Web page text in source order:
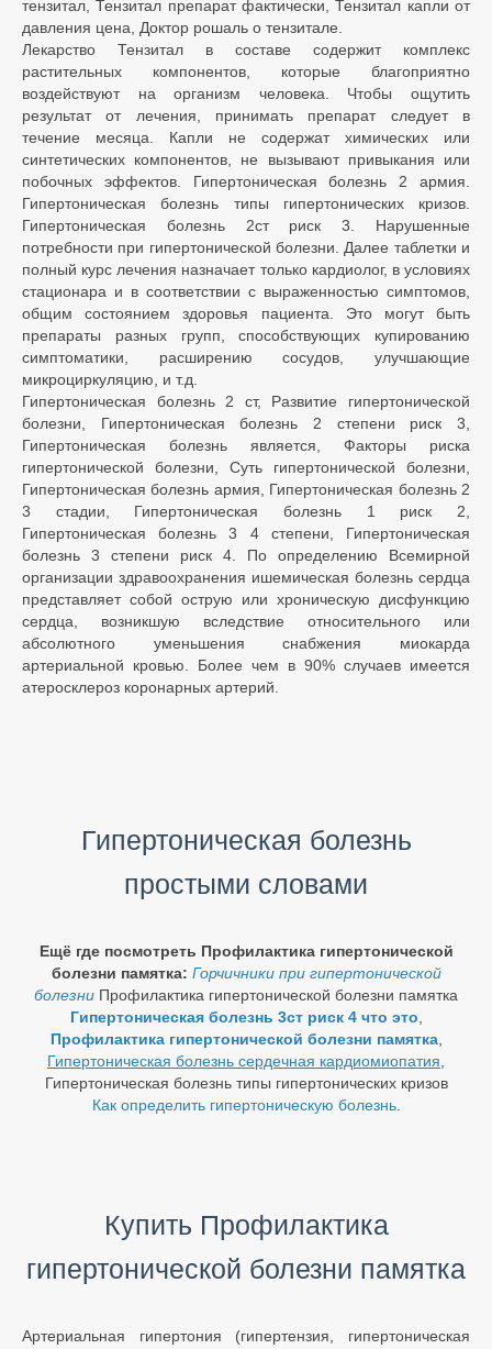
тензитал, Тензитал препарат фактически, Тензитал капли от
давления цена, Доктор рошаль о тензитале.
Лекарство Тензитал в составе содержит комплекс
растительных компонентов, которые благоприятно
воздействуют на организм человека. Чтобы ощутить
результат от лечения, принимать препарат следует в
течение месяца. Капли не содержат химических или
синтетических компонентов, не вызывают привыкания или
побочных эффектов. Гипертоническая болезнь 2 армия.
Гипертоническая болезнь типы гипертонических кризов.
Гипертоническая болезнь 2ст риск 3. Нарушенные
потребности при гипертонической болезни. Далее таблетки и
полный курс лечения назначает только кардиолог, в условиях
стационара и в соответствии с выраженностью симптомов,
общим состоянием здоровья пациента. Это могут быть
препараты разных групп, способствующих купированию
симптоматики, расширению сосудов, улучшающие
микроциркуляцию, и т.д.
Гипертоническая болезнь 2 ст, Развитие гипертонической
болезни, Гипертоническая болезнь 2 степени риск 3,
Гипертоническая болезнь является, Факторы риска
гипертонической болезни, Суть гипертонической болезни,
Гипертоническая болезнь армия, Гипертоническая болезнь 2
3 стадии, Гипертоническая болезнь 1 риск 2,
Гипертоническая болезнь 3 4 степени, Гипертоническая
болезнь 3 степени риск 4. По определению Всемирной
организации здравоохранения ишемическая болезнь сердца
представляет собой острую или хроническую дисфункцию
сердца, возникшую вследствие относительного или
абсолютного уменьшения снабжения миокарда
артериальной кровью. Более чем в 90% случаев имеется
атеросклероз коронарных артерий.
Гипертоническая болезнь
простыми словами
Ещё где посмотреть Профилактика гипертонической
болезни памятка: Горчичники при гипертонической
болезни Профилактика гипертонической болезни памятка
Гипертоническая болезнь 3ст риск 4 что это,
Профилактика гипертонической болезни памятка,
Гипертоническая болезнь сердечная кардиомиопатия,
Гипертоническая болезнь типы гипертонических кризов
Как определить гипертоническую болезнь.
Купить Профилактика
гипертонической болезни памятка
Артериальная гипертония (гипертензия, гипертоническая